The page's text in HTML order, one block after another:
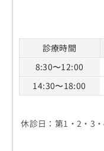
診療時間
8:30〜12:00
14:30〜18:00
休診日：第1・2・3